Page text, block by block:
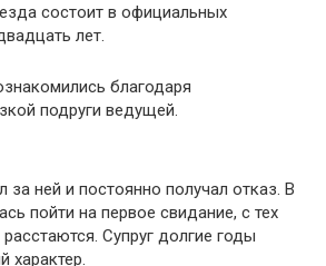
состоит в официальных
лет.
благодаря
подруги ведущей.
за ней и постоянно получал отказ. В
пойти на первое свидание, с тех
Супруг долгие годы
характер.